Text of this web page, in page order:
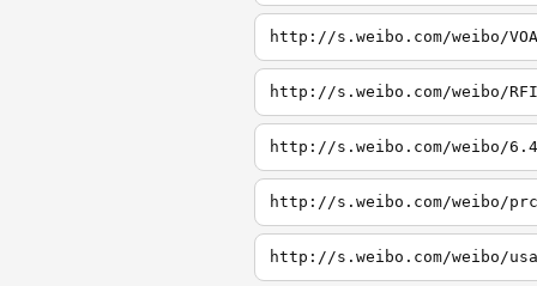
http://s.weibo.com/weibo/VOA
http://s.weibo.com/weibo/RFI
http://s.weibo.com/weibo/6.4
http://s.weibo.com/weibo/prc
http://s.weibo.com/weibo/usa